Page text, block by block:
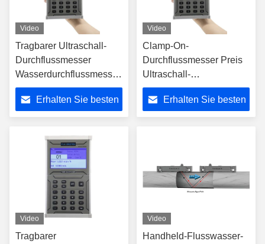
Video
Tragbarer Ultraschall-
Durchflussmesser
Wasserdurchflussmesser
Digitaler
Wasserdurchflussmesser
Erhalten Sie besten
Video
Clamp-On-
Durchflussmesser Preis
Ultraschall-
Durchflussmesser für
reine Flüssigkeiten
Erhalten Sie besten
Video
Tragbarer
Video
Handheld-Flusswasser-